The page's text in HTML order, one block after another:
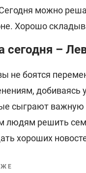
можно
Хорошо
сегодня –
не боятся
сыграют важную
людям решить
хороших